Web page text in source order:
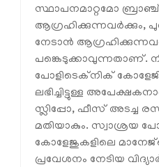
സ്ഥാപനമാറ്റമോ
ആഗ്രഹിക്കുന്നവർക്കും,
നേടാൻ
പങ്കെടുക്കാവുന്നതാണ്.
പോളിടെക്‌നിക്
ലഭിച്ചിട്ടുള്ള
സ്ലിപ്പോ, ഫീസ് അടച്ച
മതിയാകും. സ്വാശ്രയ
കോളേജുകളിലെ
പ്രവേശനം നേടിയ